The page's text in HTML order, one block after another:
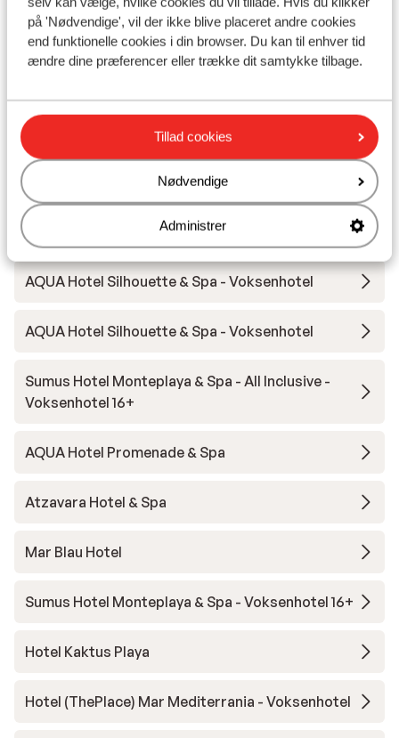
på 'Nødvendige', vil der ikke blive placeret andre cookies
end funktionelle cookies i din browser. Du kan til enhver tid
ændre dine præferencer eller trække dit samtykke tilbage.
Tillad cookies
Nødvendige
Administrer
Nærmeste restaurant ca. 300 meter
Andre overnatningssteder i Costa
Hotel Melia Lloret de Mar
Hotel Neptuno & SPA
AQUA Hotel Silhouette & Spa - Voksenhotel
AQUA Hotel Silhouette & Spa - Voksenhotel
Sumus Hotel Monteplaya & Spa - All Inclusive -
Voksenhotel 16+
AQUA Hotel Promenade & Spa
Atzavara Hotel & Spa
Mar Blau Hotel
Sumus Hotel Monteplaya & Spa - Voksenhotel 16+
Hotel Kaktus Playa
Hotel (ThePlace) Mar Mediterrania - Voksenhotel